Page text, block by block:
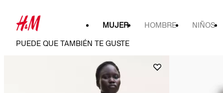
MUJER HOMBRE NIÑOS
PUEDE QUE TAMBIÉN TE GUSTE